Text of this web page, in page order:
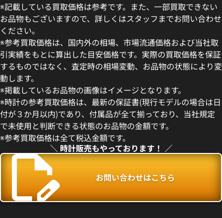
テレーション
格
日時点の参考買取価格です
220.10.40.20.01.001
参考買取価格
433,000円
※2025年1月9日時点の参考買
※記載している買取価格は参考です。また、一部買取できない
お品物もございますので、詳しくはスタッフまでお問い合わせ
ください。
※参考買取価格は、国内外の相場、市場流通価格および当社取
引実績をもとに算出した目安価格です。実際の買取価格を保証
するものではなく、査定時の相場変動、お品物の状態により変
動します。
※掲載しているお品物の画像はイメージとなります。
※時計の参考買取価格は、最新の保証書(現行モデルの場合は日
付が３か月以内)であり、付属品が全て揃っており、当社規定
で未使用と判断できる状態のお品物の金額です。
※参考買取価格は全て税込金額です。
＼ 時計販売もやっております！ ／
お問い合わせはこちら